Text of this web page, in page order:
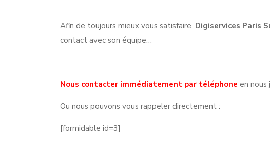
Afin de toujours mieux vous satisfaire, Digiservices Paris
contact avec son équipe…
Nous contacter immédiatement par téléphone en nous
Ou nous pouvons vous rappeler directement :
[formidable id=3]